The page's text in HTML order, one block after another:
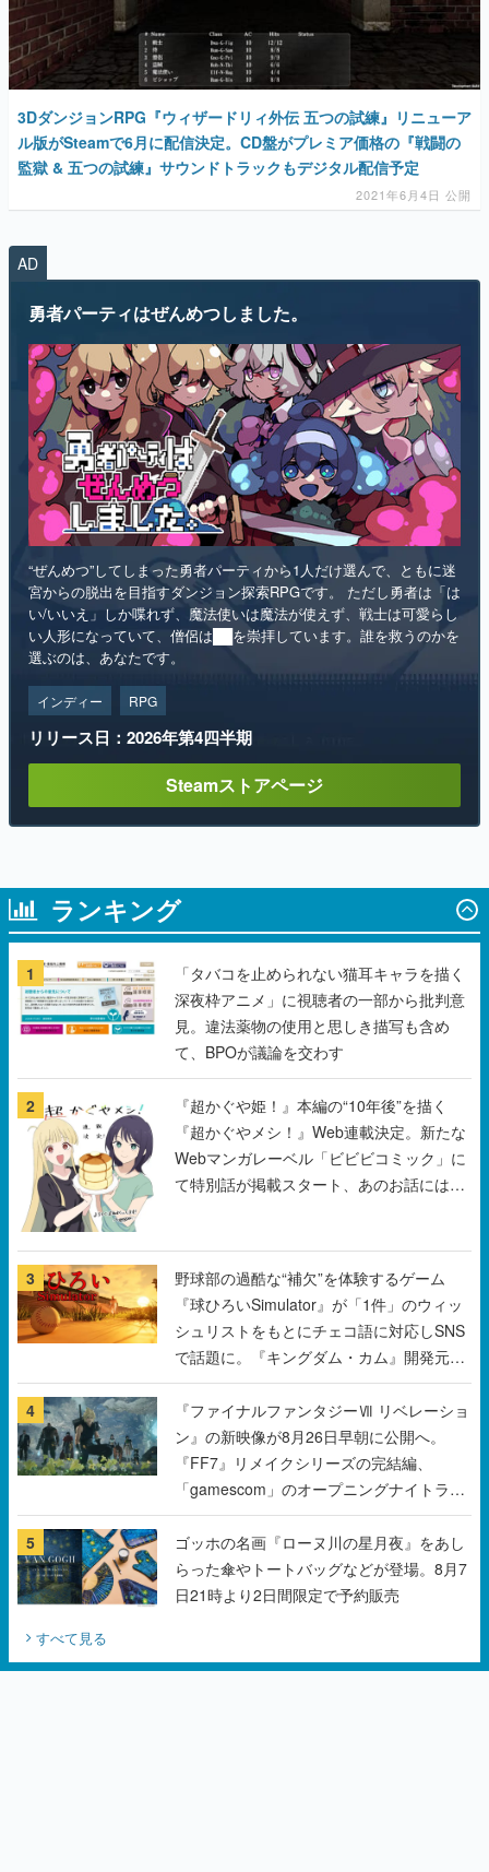
3DダンジョンRPG『ウィザードリィ外伝 五つの試練』リニューア
ル版がSteamで6月に配信決定。CD盤がプレミア価格の『戦闘の
監獄 & 五つの試練』サウンドトラックもデジタル配信予定
2021年6月4日 公開
AD
“ぜんめつ”してしまった勇者パーティから1人だけ選んで、ともに迷
宮からの脱出を目指すダンジョン探索RPGです。 ただし勇者は「は
い/いいえ」しか喋れず、魔法使いは魔法が使えず、戦士は可愛らし
い人形になっていて、僧侶は██を崇拝しています。誰を救うのかを
選ぶのは、あなたです。
インディー RPG
リリース日：2026年第4四半期
ランキング
1
「タバコを止められない猫耳キャラを描く
深夜枠アニメ」に視聴者の一部から批判意
見。違法薬物の使用と思しき描写も含め
て、BPOが議論を交わす
2
『超かぐや姫！』本編の“10年後”を描く
『超かぐやメシ！』Web連載決定。新たな
Webマンガレーベル「ビビビコミック」に
て特別話が掲載スタート、あのお話には…
まだ続きがある！
3
野球部の過酷な“補欠”を体験するゲーム
シュリストをもとにチェコ語に対応しSNS
で話題に。『キングダム・カム』開発元や
チェコのプロ野球選手から称賛の声
4
『ファイナルファンタジーⅦ リベレーショ
ン』の新映像が8月26日早朝に公開へ。
『FF7』リメイクシリーズの完結編、
「gamescom」のオープニングナイトライ
ブにてディレクターの浜口直樹氏が登壇す
る予定
5
ゴッホの名画『ローヌ川の星月夜』をあし
らった傘やトートバッグなどが登場。8月7
日21時より2日間限定で予約販売
すべて見る